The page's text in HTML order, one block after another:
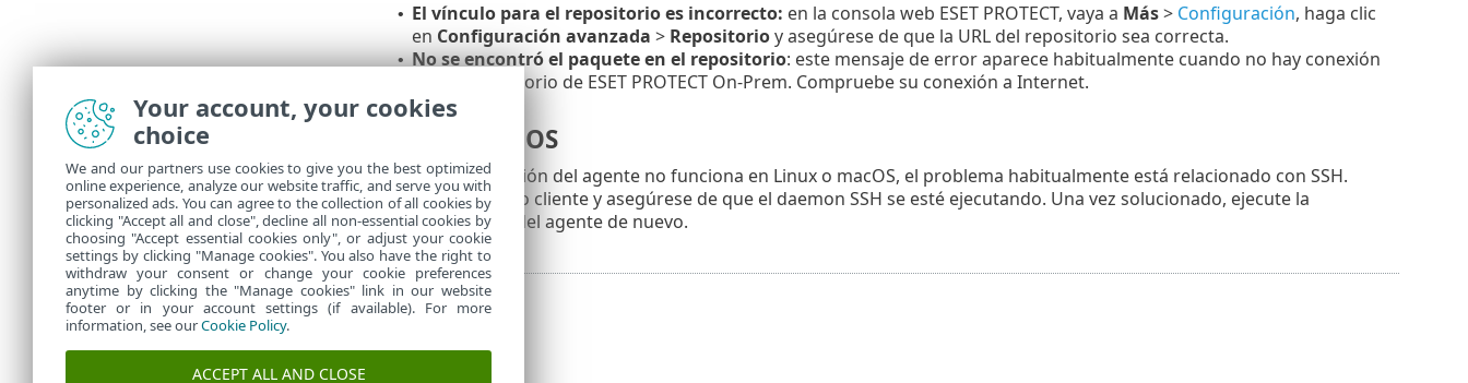
• El vínculo para el repositorio es incorrecto: en la consola web ESET PROTECT, vaya a Más> Configuración, haga clic
en Configuración avanzada > Repositorioy asegúrese de que la URL del repositorio sea correcta.
• No se encontró el paquete en el repositorio: este mensaje de error aparece habitualmente cuando no hay conexión
con el repositorio de ESET PROTECT On-Prem. Compruebe su conexión a Internet.
Linux y macOS
Si la implementación del agente no funciona en Linux o macOS, el problema habitualmente está relacionado con SSH.
Controle el equipo cliente y asegúrese de que el daemon SSH se esté ejecutando. Una vez solucionado, ejecute la
implementación del agente de nuevo.
Your account, your cookies
choice
We and our partners use cookies to give you the best optimized
online experience, analyze our website traffic, and serve you with
personalized ads. You can agree to the collection of all cookies by
clicking "Accept all and close", decline all non-essential cookies by
choosing "Accept essential cookies only", or adjust your cookie
settings by clicking "Manage cookies". You also have the right to
withdraw your consent or change your cookie preferences
anytime by clicking the "Manage cookies" link in our website
footer or in your account settings (if available). For more
information, see ourCookie Policy.
ACCEPT ALL AND CLOSE